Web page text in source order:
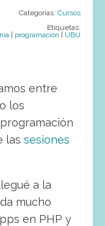
Categorías: Cursos
Etiquetas:
programación UBU
entre
los
las sesiones
a la
mucho
en PHP y